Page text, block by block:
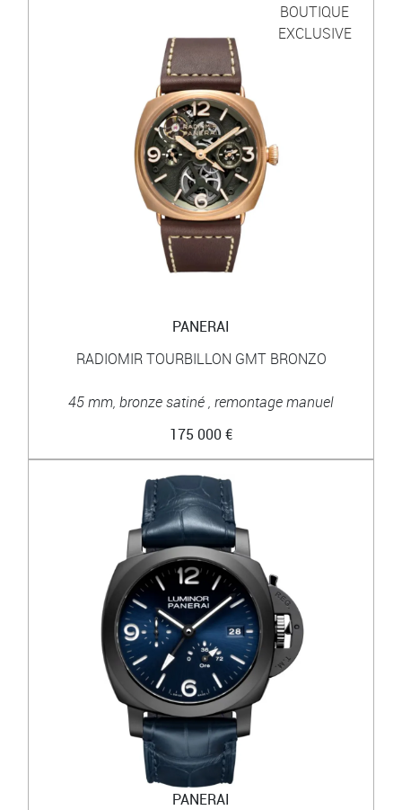
BOUTIQUE
EXCLUSIVE
PANERAI
RADIOMIR TOURBILLON GMT BRONZO
45 mm, bronze satiné , remontage manuel
175 000 €
PANERAI